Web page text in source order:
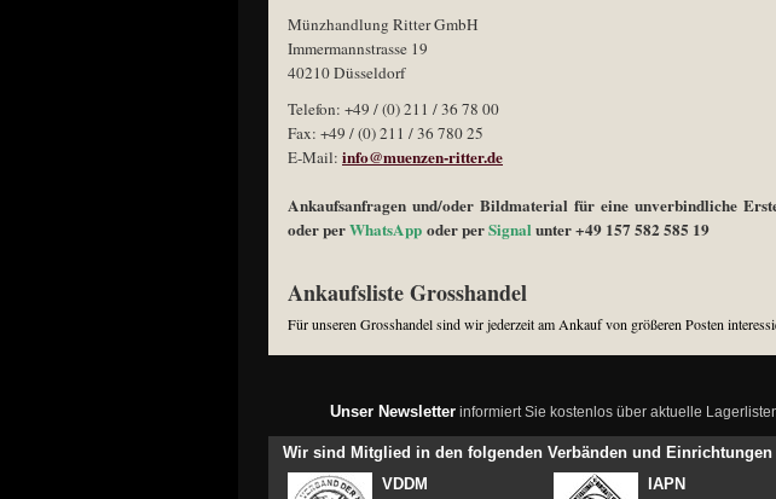
Münzhandlung Ritter GmbH
Immermannstrasse 19
40210 Düsseldorf
Telefon: +49 / (0) 211 / 36 78 00
Fax: +49 / (0) 211 / 36 780 25
E-Mail: info@muenzen-ritter.de
Ankaufsanfragen und/oder Bildmaterial für eine unverbindliche
oder perWhatsApp oder perSignalunter +49 157 582 585 19
Ankaufsliste Grosshandel
Für unseren Grosshandel sind wir jederzeit am Ankauf von größeren Posten
Unser Newsletterinformiert Sie kostenlos über aktuelle
Wir sind Mitglied in den folgenden Verbänden und Einrichtungen
VDDM
IAPN